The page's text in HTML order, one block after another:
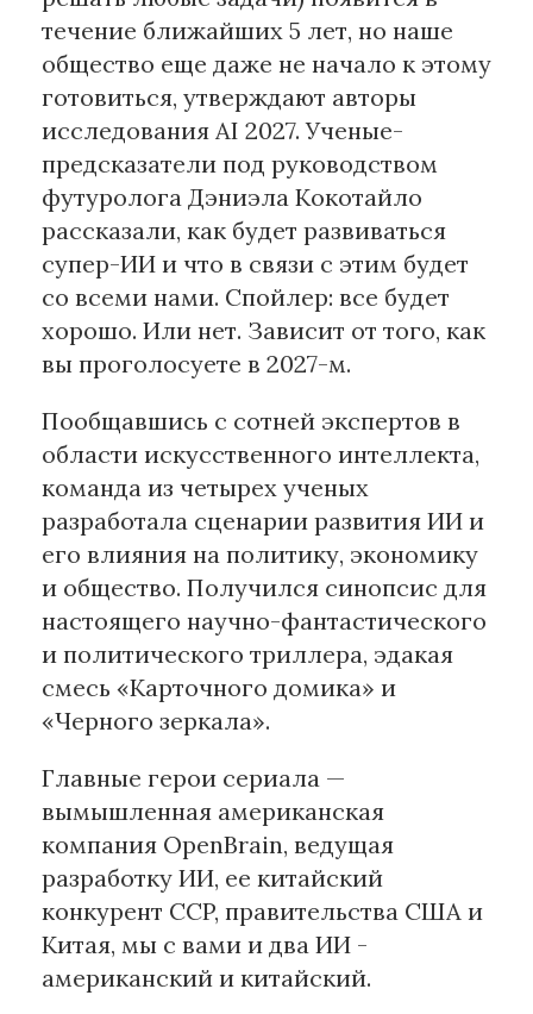
Материалы партнеров
АКИ
Artists / Художники.РФ
n'RIS
Онлайн патент
Цифровой Сарафан
Смотрите нас в соцсетях и мессенджерах
течение ближайших 5 лет, но наше
общество еще даже не начало к этому
готовиться, утверждают авторы
исследования AI 2027. Ученые-
предсказатели под руководством
футуролога Дэниэла Кокотайло
рассказали, как будет развиваться
супер-ИИ и что в связи с этим будет
со всеми нами. Спойлер: все будет
хорошо. Или нет. Зависит от того, как
вы проголосуете в 2027-м.
Пообщавшись с сотней экспертов в
области искусственного интеллекта,
команда из четырех ученых
разработала сценарии развития ИИ и
его влияния на политику, экономику
и общество. Получился синопсис для
настоящего научно-фантастического
и политического триллера, эдакая
смесь «Карточного домика» и
«Черного зеркала».
Главные герои сериала —
вымышленная американская
компания OpenBrain, ведущая
разработку ИИ, ее китайский
конкурент CCP, правительства США и
Китая, мы с вами и два ИИ -
американский и китайский.